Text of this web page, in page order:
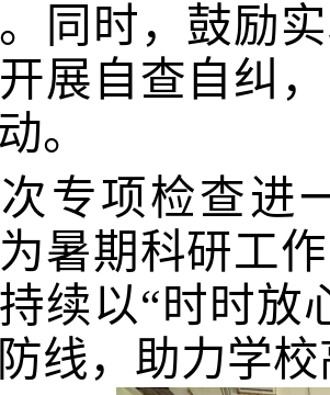
同时，鼓励
展自查自纠
。
专项检查进
暑期科研工
续以“时时放
线，助力学